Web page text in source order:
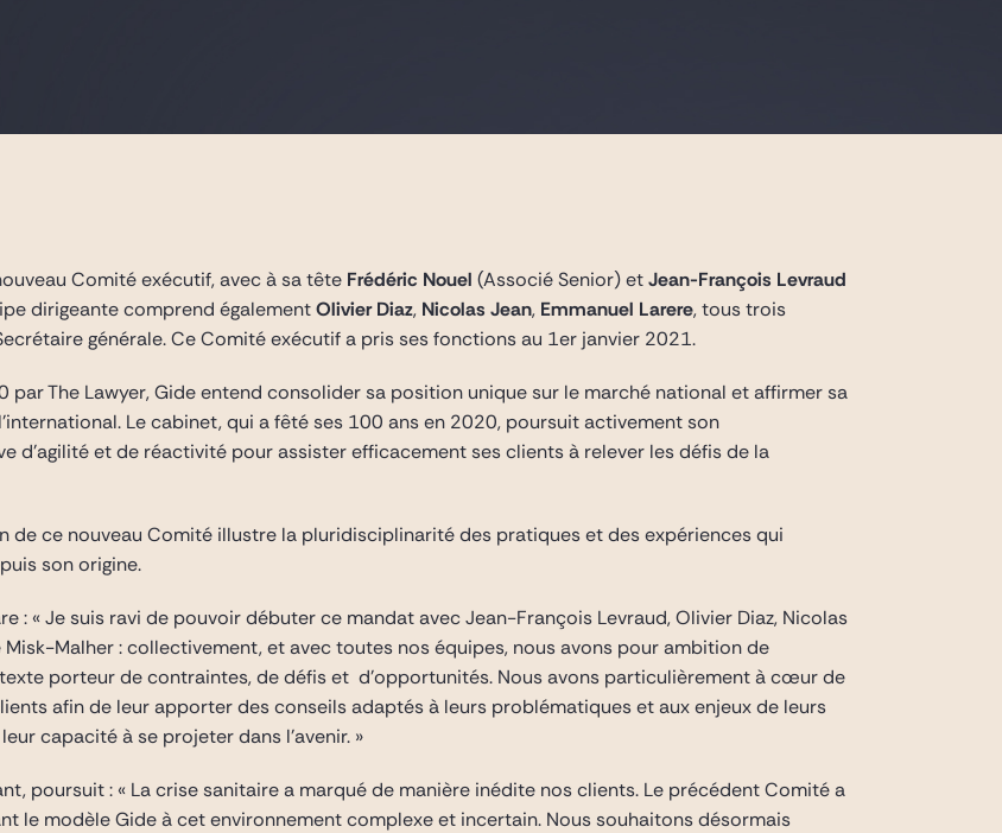
Comité exécutif, avec à sa tête Frédéric Nouel (Associé Senior) etJean-François Levraud
dirigeante comprend égalementOlivier Diaz, Nicolas Jean, Emmanuel Larere, tous trois
générale. Ce Comité exécutif a pris ses fonctions au 1er janvier 2021.
par The Lawyer, Gide entend consolider sa position unique sur le marché national et affirmer sa
Le cabinet, qui a fêté ses 100 ans en 2020, poursuit activement son
d’agilité et de réactivité pour assister efficacement ses clients à relever les défis de la
de ce nouveau Comité illustre la pluridisciplinarité des pratiques et des expériences qui
son origine.
: « Je suis ravi de pouvoir débuter ce mandat avec Jean-François Levraud, Olivier Diaz, Nicolas
Misk-Malher : collectivement, et avec toutes nos équipes, nous avons pour ambition de
porteur de contraintes, de défis et d’opportunités. Nous avons particulièrement à cœur de
afin de leur apporter des conseils adaptés à leurs problématiques et aux enjeux de leurs
capacité à se projeter dans l’avenir. »
poursuit : « La crise sanitaire a marqué de manière inédite nos clients. Le précédent Comité a
le modèle Gide à cet environnement complexe et incertain. Nous souhaitons désormais